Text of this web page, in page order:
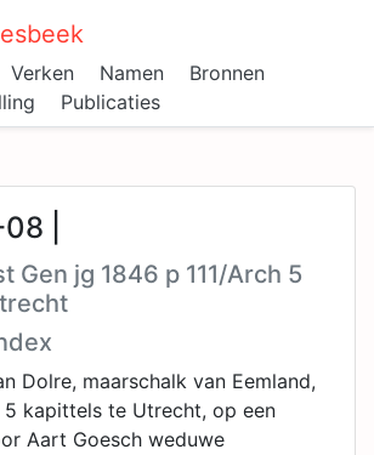
Verken Namen
Bronnen
Publicaties
|
Gen jg 1846 p 111/Arch 5
Dolre, maarschalk van Eemland,
kapittels te Utrecht, op een
Aart Goesch weduwe